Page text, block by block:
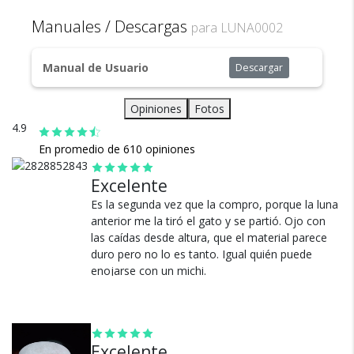
Su soporte de madera, batería recargable y 16 modos de luz
la diferencia de todas las lámparas del mercado.
Éstas lámparas eco-friendly son construidas con materiales
Voltaje: 5v
Peso: 230gr
Manuales / Descargas para LUNA0002
Manual de Usuario Descargar
Opiniones
Fotos
4.9
En promedio de 610 opiniones
Excelente
Es la segunda vez que la compro, porque la luna
anterior me la tiró el gato y se partió. Ojo con
las caídas desde altura, que el material parece
duro pero no lo es tanto. Igual quién puede
enojarse con un michi.
Todos nuestros envíos
cuentan con seguro total.
Cambios y Devoluciones
Te damos 30 días de prueba.
Si no es lo que esperabas, te devolvemos tu
dinero.